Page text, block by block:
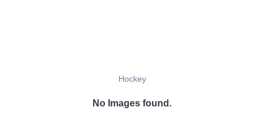
Hockey
No Images found.